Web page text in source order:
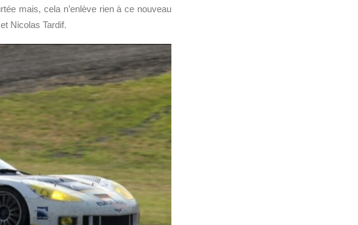
mais, cela n’enlève rien à ce nouveau
Nicolas Tardif.